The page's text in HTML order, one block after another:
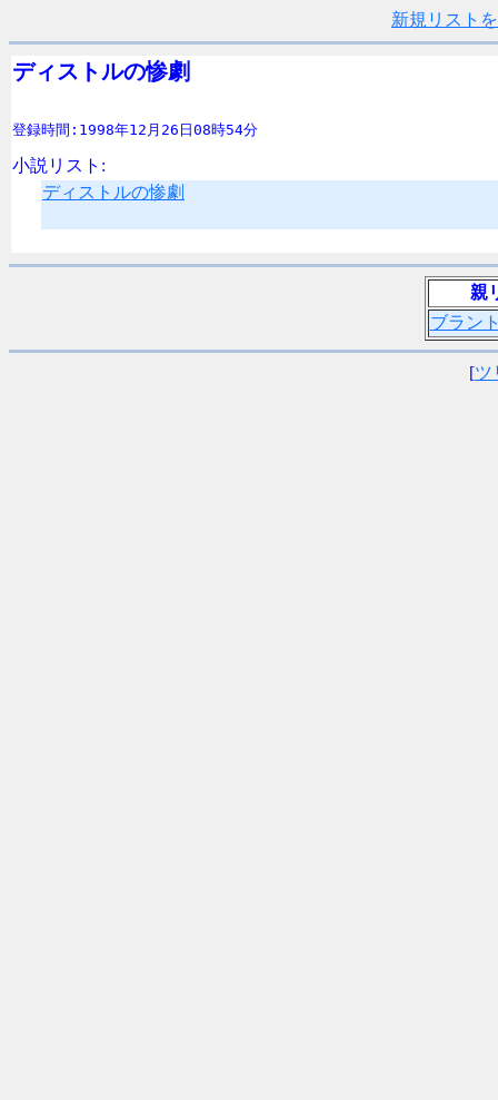
新規リスト
ディストルの惨劇
登録時間:1998年12月26日08時54分
小説リスト:
ディストルの惨劇
親
ブラン
[ツ